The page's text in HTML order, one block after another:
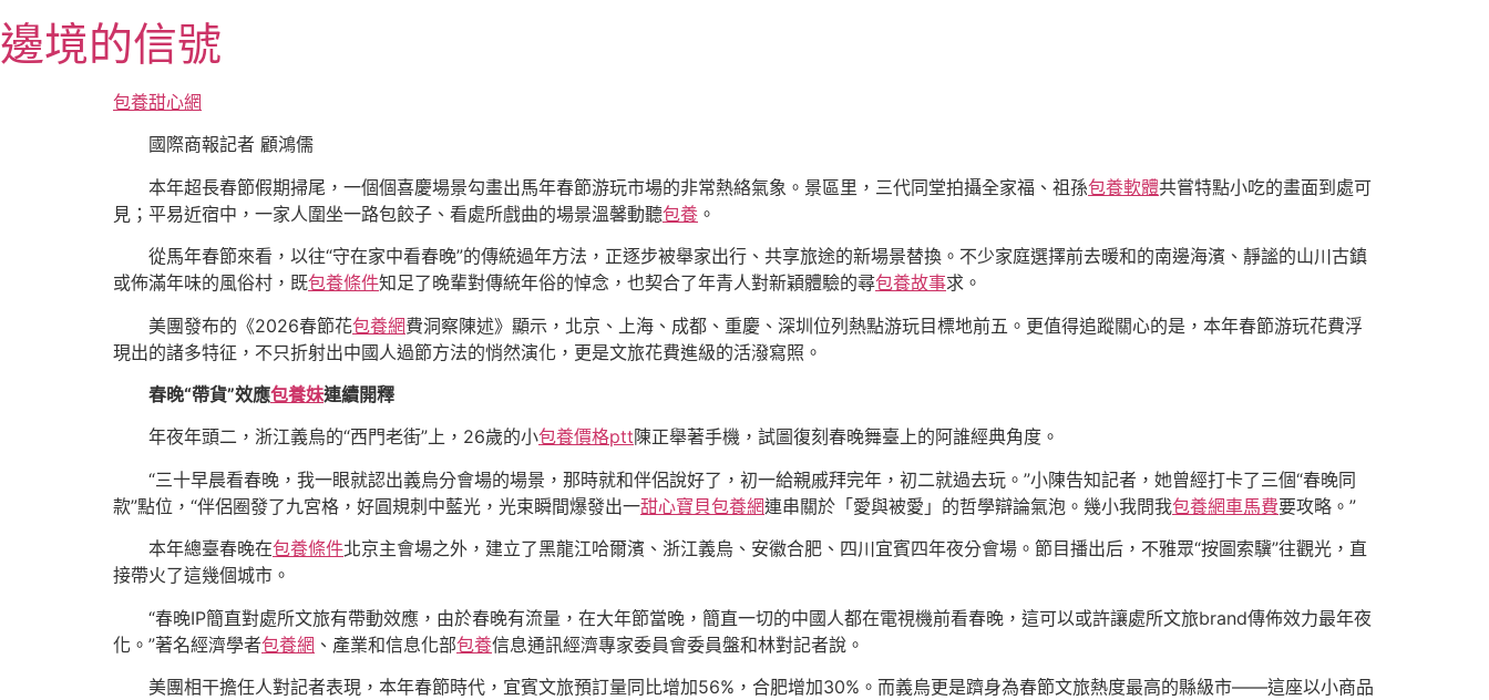
至
主
邊境的信號
包養甜心網
國際商報記者 顧鴻儒
本年超長春節假期掃尾，一個個喜慶場景勾畫出馬年春節游玩市場的非常熱絡氣象。景區里，三代同堂拍攝全家福、祖孫包養軟體共嘗特點小吃的畫面到處可
見；平易近宿中，一家人圍坐一路包餃子、看處所戲曲的場景溫馨動聽包養 。
從馬年春節來看，以往“守在家中看春晚”的傳統過年方法，正逐步被舉家出行、共享旅途的新場景替換。不少家庭選擇前去暖和的南邊海濱、靜謐的山川古鎮
或佈滿年味的風俗村，既包養條件知足了晚輩對傳統年俗的悼念，也契合了年青人對新穎體驗的尋包養故事求。
美團發布的《2026春節花包養網費洞察陳述》顯示，北京、上海、成都、重慶、深圳位列熱點游玩目標地前五。更值得追蹤關心的是，本年春節游玩花費浮
現出的諸多特征，不只折射出中國人過節方法的悄然演化，更是文旅花費進級的活潑寫照。
春晚“帶貨”效應包養妹連續開釋
年夜年頭二，浙江義烏的“西門老街”上，26歲的小包養價格ptt陳正舉著手機，試圖復刻春晚舞臺上的阿誰經典角度。
“三十早晨看春晚，我一眼就認出義烏分會場的場景，那時就和伴侶說好了，初一給親戚拜完年，初二就過去玩。”小陳告知記者，她曾經打卡了三個“春晚同
款”點位，“伴侶圈發了九宮格，好圓規刺中藍光，光束瞬間爆發出一甜心寶貝包養網連串關於「愛與被愛」的哲學辯論氣泡。幾小我問我包養網車馬費要攻略。”
本年總臺春晚在包養條件北京主會場之外，建立了黑龍江哈爾濱、浙江義烏、安徽合肥、四川宜賓四年夜分會場。節目播出后，不雅眾“按圖索驥”往觀光，直
接帶火了這幾個城市。
“春晚IP簡直對處所文旅有帶動效應，由於春晚有流量，在大年節當晚，簡直一切的中國人都在電視機前看春晚，這可以或許讓處所文旅brand傳佈效力最年夜
化。”著名經濟學者包養網 、產業和信息化部包養信息通訊經濟專家委員會委員盤和林對記者說。
美團相干擔任人對記者表現，本年春節時代，宜賓文旅預訂量同比增加56%，合肥增加30%。而義烏更是躋身為春節文旅熱度最高的縣級市——這座以小商品